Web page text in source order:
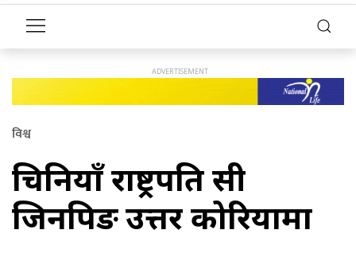
विश्व
चिनियाँ राष्ट्रपति सी
जिनपिङ उत्तर कोरियामा